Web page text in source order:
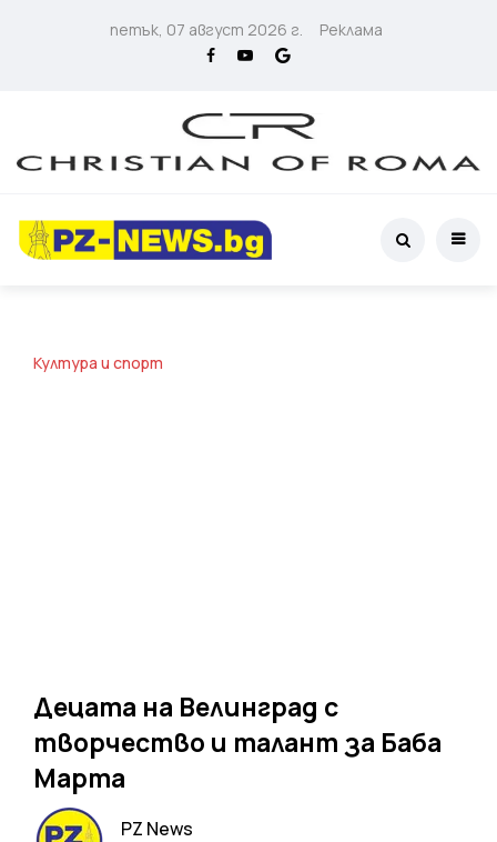
петък, 07 август 2026 г. Реклама
Култура и спорт
Децата на Велинград с
творчество и талант за Баба
Марта
PZ News